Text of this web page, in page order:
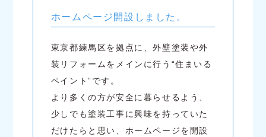
ホームページ開設しました。
東京都練馬区を拠点に、外壁塗装や外
装リフォームをメインに行う“住まいる
ペイント”です。
より多くの方が安全に暮らせるよう、
少しでも塗装工事に興味を持っていた
だけたらと思い、ホームページを開設